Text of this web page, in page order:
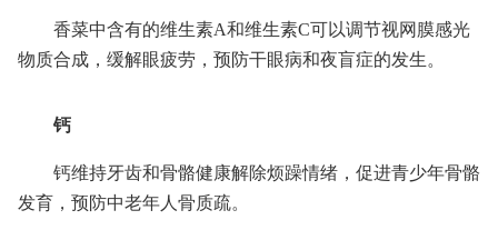
香菜中含有的维生素A和维生素C可以调节视网膜感光
物质合成，缓解眼疲劳，预防干眼病和夜盲症的发生。
钙
钙维持牙齿和骨骼健康解除烦躁情绪，促进青少年骨骼
发育，预防中老年人骨质疏。